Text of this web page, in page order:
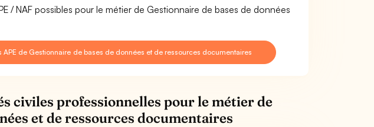
/ NAF possibles pour le métier de Gestionnaire de bases de données
de Gestionnaire de bases de données et de ressources documentaires
civiles professionnelles pour le métier de
et de ressources documentaires